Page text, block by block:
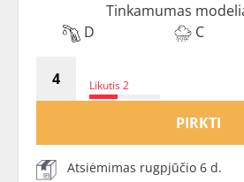
Tinkamumas
D
C
Likutis 2
PIRKTI
Atsiėmimas rugpjūčio 6 d.